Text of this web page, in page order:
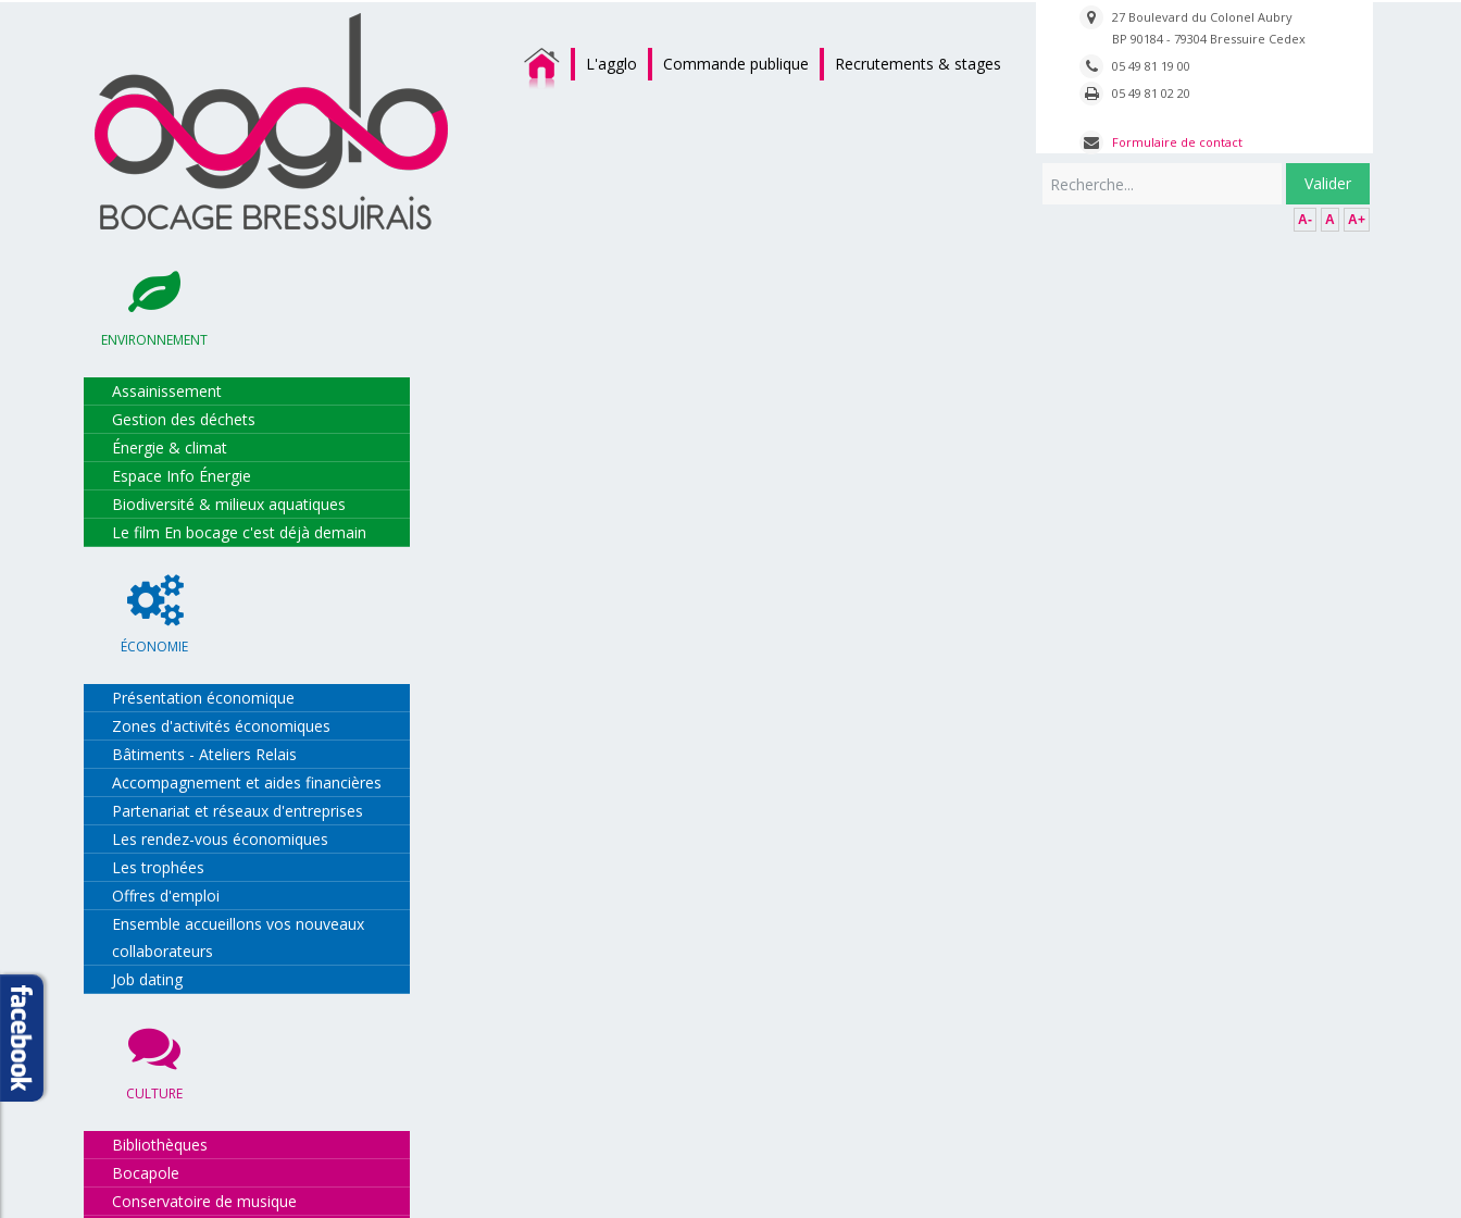
A- A A+
Valider
27 Boulevard du Colonel Aubry
BP 90184 - 79304 Bressuire Cedex
05 49 81 19 00
05 49 81 02 20
Formulaire de contact
L'agglo Commande publique Recrutements & stages
ENVIRONNEMENT
Assainissement
Gestion des déchets
Énergie & climat
Espace Info Énergie
Biodiversité & milieux aquatiques
Le film En bocage c'est déjà demain
ÉCONOMIE
Présentation économique
Zones d'activités économiques
Bâtiments - Ateliers Relais
Accompagnement et aides financières
Partenariat et réseaux d'entreprises
Les rendez-vous économiques
Les trophées
Offres d'emploi
Ensemble accueillons vos nouveaux
collaborateurs
Job dating
CULTURE
Bibliothèques
Bocapole
Conservatoire de musique